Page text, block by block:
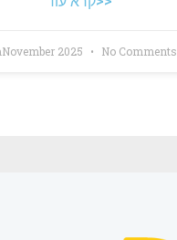
16 בNovember 2025 No Comments